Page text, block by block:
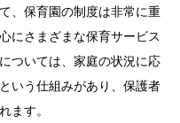
、保育園の制度は非常に重
にさまざまな保育サービス
ついては、家庭の状況に応
いう仕組みがあり、保護者
ます。